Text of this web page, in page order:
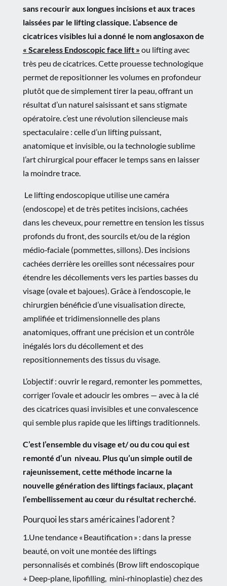
sans recourir aux longues incisions et aux traces
laissées par le lifting classique. L’absence de
cicatrices visibles lui a donné le nom anglosaxon de
« Scareless Endoscopic face lift » ou lifting avec
très peu de cicatrices. Cette prouesse technologique
permet de repositionner les volumes en profondeur
plutôt que de simplement tirer la peau, offrant un
résultat d’un naturel saisissant et sans stigmate
opératoire. c’est une révolution silencieuse mais
spectaculaire : celle d’un lifting puissant,
anatomique et invisible, ou la technologie sublime
l’art chirurgical pour effacer le temps sans en laisser
la moindre trace.
Le lifting endoscopique utilise une caméra
(endoscope) et de très petites incisions, cachées
dans les cheveux, pour remettre en tension les tissus
profonds du front, des sourcils et/ou de la région
médio‑faciale (pommettes, sillons). Des incisions
cachées derrière les oreilles sont nécessaires pour
étendre les décollements vers les parties basses du
visage (ovale et bajoues). Grâce à l’endoscopie, le
chirurgien bénéficie d’une visualisation directe,
amplifiée et tridimensionnelle des plans
anatomiques, offrant une précision et un contrôle
inégalés lors du décollement et des
repositionnements des tissus du visage.
L’objectif : ouvrir le regard, remonter les pommettes,
corriger l’ovale et adoucir les ombres — avec à la clé
des cicatrices quasi invisibles et une convalescence
qui semble plus rapide que les liftings traditionnels.
C’est l’ensemble du visage et/ ou du cou qui est
remonté d’un niveau. Plus qu’un simple outil de
rajeunissement, cette méthode incarne la
nouvelle génération des liftings faciaux, plaçant
l’embellissement au cœur du résultat recherché.
Pourquoi les stars américaines l’adorent ?
1.Une tendance « Beautification » : dans la presse
beauté, on voit une montée des liftings
personnalisés et combinés (Brow lift endoscopique
+ Deep‑plane, lipofilling, mini‑rhinoplastie) chez des